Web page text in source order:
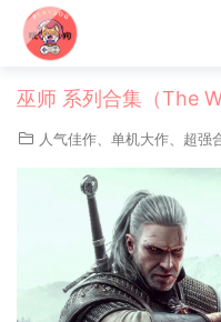
巫师 系列合集（The
人气佳作 单机大作 超强